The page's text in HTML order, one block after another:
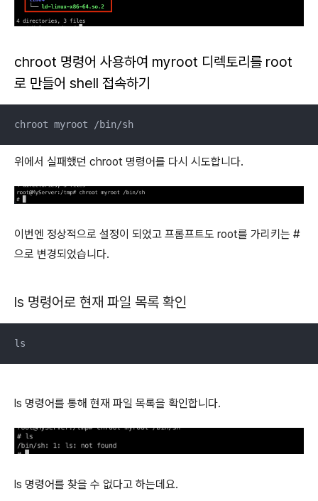
chroot 명령어 사용하여 myroot 디렉토리를 root
로 만들어 shell 접속하기
chroot myroot /bin/sh
위에서 실패했던 chroot 명령어를 다시 시도합니다.
이번엔 정상적으로 설정이 되었고 프롬프트도 root를 가리키는 #
으로 변경되었습니다.
ls 명령어로 현재 파일 목록 확인
ls
ls 명령어를 통해 현재 파일 목록을 확인합니다.
ls 명령어를 찾을 수 없다고 하는데요.